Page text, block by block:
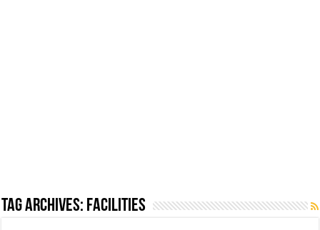
Tag Archives: Facilities